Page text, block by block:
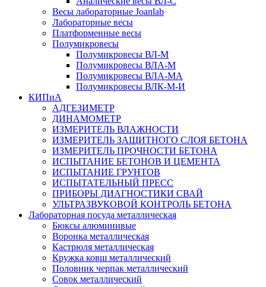
Весы лабораторные Joanlab
Лабораторные весы
Платформенные весы
Полумикровесы
Полумикровесы ВЛ-М
Полумикровесы ВЛА-М
Полумикровесы ВЛА-МА
Полумикровесы ВЛК-М-И
КИПиА
АДГЕЗИМЕТР
ДИНАМОМЕТР
ИЗМЕРИТЕЛЬ ВЛАЖНОСТИ
ИЗМЕРИТЕЛЬ ЗАЩИТНОГО СЛОЯ БЕТОНА
ИЗМЕРИТЕЛЬ ПРОЧНОСТИ БЕТОНА
ИСПЫТАНИЕ БЕТОНОВ И ЦЕМЕНТА
ИСПЫТАНИЕ ГРУНТОВ
ИСПЫТАТЕЛЬНЫЙ ПРЕСС
ПРИБОРЫ ДИАГНОСТИКИ СВАЙ
УЛЬТРАЗВУКОВОЙ КОНТРОЛЬ БЕТОНА
Лабораторная посуда металлическая
Бюксы алюминивые
Воронка металлическая
Кастрюля металлическая
Кружка ковш металлический
Половник черпак металлический
Совок металлический